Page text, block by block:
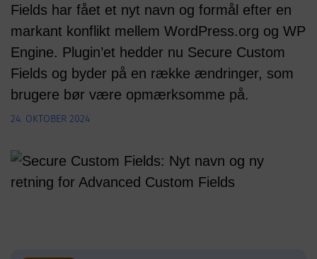
Fields har fået et nyt navn og formål efter en
markant konflikt mellem WordPress.org og WP
Engine. Plugin’et hedder nu Secure Custom
Fields og byder på en række ændringer, som
brugere bør være opmærksomme på.
24. OKTOBER 2024